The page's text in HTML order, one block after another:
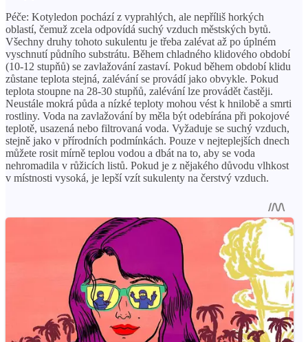
Péče: Kotyledon pochází z vyprahlých, ale nepříliš horkých
oblastí, čemuž zcela odpovídá suchý vzduch městských bytů.
Všechny druhy tohoto sukulentu je třeba zalévat až po úplném
vyschnutí půdního substrátu. Během chladného klidového období
(10-12 stupňů) se zavlažování zastaví. Pokud během období klidu
zůstane teplota stejná, zalévání se provádí jako obvykle. Pokud
teplota stoupne na 28-30 stupňů, zalévání lze provádět častěji.
Neustále mokrá půda a nízké teploty mohou vést k hnilobě a smrti
rostliny. Voda na zavlažování by měla být odebírána při pokojové
teplotě, usazená nebo filtrovaná voda. Vyžaduje se suchý vzduch,
stejně jako v přírodních podmínkách. Pouze v nejteplejších dnech
můžete rosit mírně teplou vodou a dbát na to, aby se voda
nehromadila v růžicích listů. Pokud je z nějakého důvodu vlhkost
v místnosti vysoká, je lepší vzít sukulenty na čerstvý vzduch.